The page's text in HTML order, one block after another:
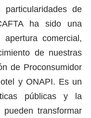
de
ha sido una
comercial,
de nuestras
de Proconsumidor
y ONAPI. Es un
públicas y la
transformar